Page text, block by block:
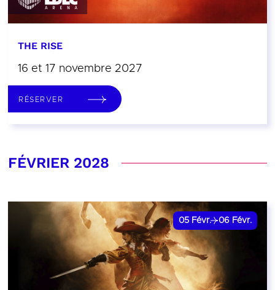
THE RISE
16 et 17 novembre 2027
RÉSERVER
FÉVRIER 2028
05 Févr. 06 Févr.